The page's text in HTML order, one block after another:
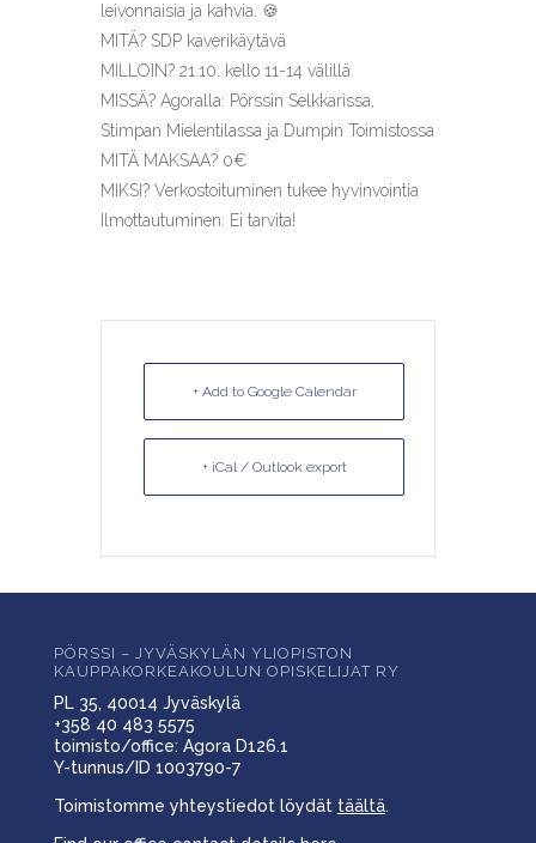
leivonnaisia ja kahvia. 🍪
MITÄ? SDP kaverikäytävä
MILLOIN? 21.10. kello 11-14 välillä
MISSÄ? Agoralla: Pörssin Selkkarissa,
Stimpan Mielentilassa ja Dumpin Toimistossa
MITÄ MAKSAA? 0€
MIKSI? Verkostoituminen tukee hyvinvointia
Ilmottautuminen: Ei tarvita!
+ Add to Google Calendar
+ iCal / Outlook export
PÖRSSI – JYVÄSKYLÄN YLIOPISTON
KAUPPAKORKEAKOULUN OPISKELIJAT RY
PL 35, 40014 Jyväskylä
+358 40 483 5575
toimisto/office: Agora D126.1
Y-tunnus/ID 1003790-7
Toimistomme yhteystiedot löydät täältä.